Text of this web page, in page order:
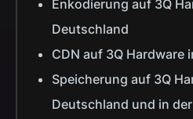
Enkodierung auf 3Q
Deutschland
CDN auf 3Q Hardware
Speicherung auf 3Q
Deutschland und in